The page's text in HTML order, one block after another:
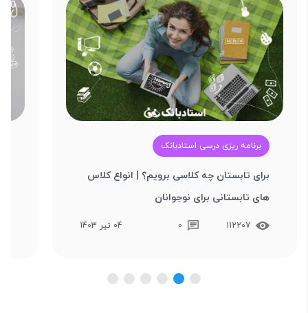
برنامه ریزی درسی استادبانک
برای تابستان چه کلاسی برویم؟ | انواع کلاس‌
های تابستانی برای نوجوانان
112207
0 04 تیر 1403